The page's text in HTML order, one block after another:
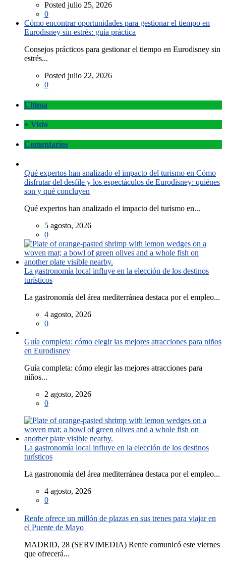
Posted julio 25, 2026
0
Cómo encontrar oportunidades para gestionar el tiempo en
Eurodisney sin estrés: guía práctica
Consejos prácticos para gestionar el tiempo en Eurodisney sin
estrés...
Posted julio 22, 2026
0
Última
+ Visto
Comentarios
Qué expertos han analizado el impacto del turismo en Cómo
disfrutar del desfile y los espectáculos de Eurodisney: quiénes
son y qué concluyen
Qué expertos han analizado el impacto del turismo en...
5 agosto, 2026
0
La gastronomía local influye en la elección de los destinos
turísticos
La gastronomía del área mediterránea destaca por el empleo...
4 agosto, 2026
0
Guía completa: cómo elegir las mejores atracciones para niños
en Eurodisney
Guía completa: cómo elegir las mejores atracciones para
niños...
2 agosto, 2026
0
La gastronomía local influye en la elección de los destinos
turísticos
La gastronomía del área mediterránea destaca por el empleo...
4 agosto, 2026
0
Renfe ofrece un millón de plazas en sus trenes para viajar en
el Puente de Mayo
MADRID, 28 (SERVIMEDIA) Renfe comunicó este viernes
que ofrecerá...